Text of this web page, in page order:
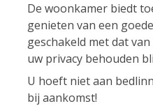
De woonkamer biedt
genieten van een
geschakeld met dat
uw privacy behouden
U hoeft niet aan
bij aankomst!